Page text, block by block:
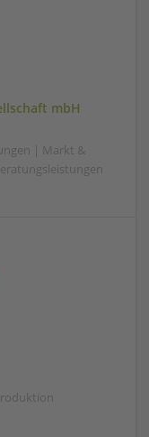
mbH
| Markt &